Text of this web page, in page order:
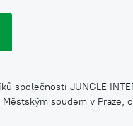
společnosti JUNGLE
soudem v Praze,